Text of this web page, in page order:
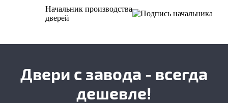
Начальник производства
дверей
Двери с завода - всегда
дешевле!